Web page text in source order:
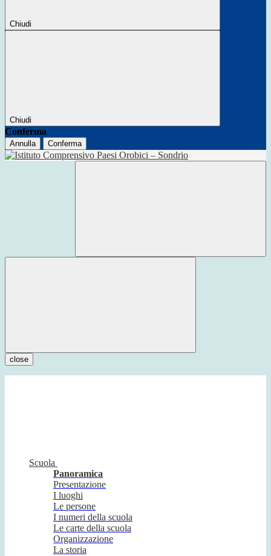
Chiudi
Chiudi
Conferma
Annulla Conferma
close
Scuola
Panoramica
Presentazione
I luoghi
Le persone
I numeri della scuola
Le carte della scuola
Organizzazione
La storia